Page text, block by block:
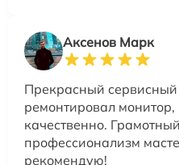
Аксенов Марк
Прекрасный
ремонтировал монитор,
качественно.
профессионализм
рекомендую!